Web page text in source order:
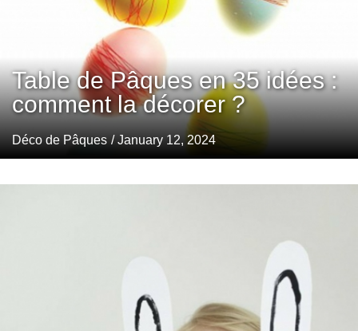
Table de Pâques en 35 idées :
comment la décorer ?
Déco de Pâques / January 12, 2024